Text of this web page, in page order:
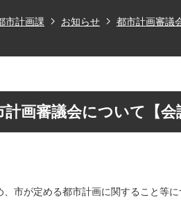
市計画課 お知らせ 都市計画審議
画審議会について【会
市が定める都市計画に関すること等